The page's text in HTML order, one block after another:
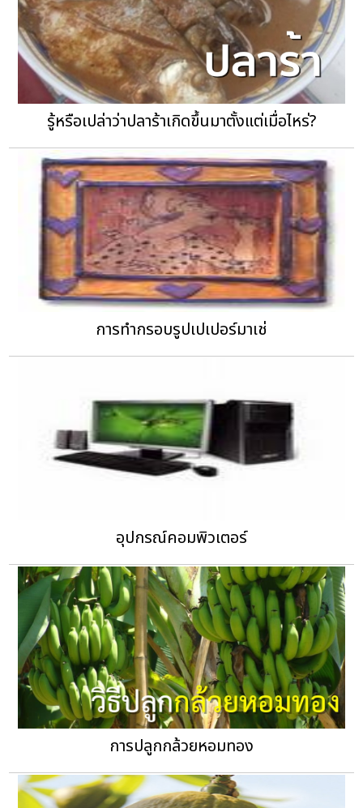
รู้หรือเปล่าว่าปลาร้าเกิดขึ้นมาตั้งแต่เมื่อไหร่?
การทำกรอบรูปเปเปอร์มาเช่
อุปกรณ์คอมพิวเตอร์
การปลูกกล้วยหอมทอง